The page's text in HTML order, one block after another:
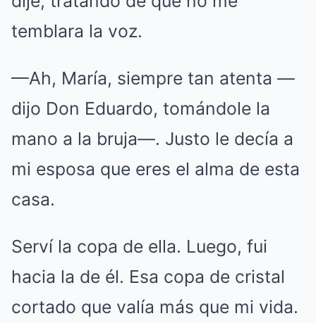
temblara la voz.
—Ah, María, siempre tan atenta —
dijo Don Eduardo, tomándole la
mano a la bruja—. Justo le decía a
mi esposa que eres el alma de esta
casa.
Serví la copa de ella. Luego, fui
hacia la de él. Esa copa de cristal
cortado que valía más que mi vida.